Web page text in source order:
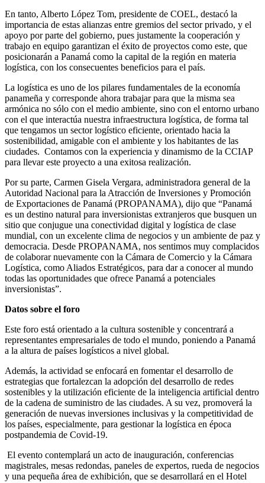
En tanto, Alberto López Tom, presidente de COEL, destacó la
importancia de estas alianzas entre gremios del sector privado, y el
apoyo por parte del gobierno, pues justamente la cooperación y
trabajo en equipo garantizan el éxito de proyectos como este, que
posicionarán a Panamá como la capital de la región en materia
logística, con los consecuentes beneficios para el país.
La logística es uno de los pilares fundamentales de la economía
panameña y corresponde ahora trabajar para que la misma sea
armónica no sólo con el medio ambiente, sino con el entorno urbano
con el que interactúa nuestra infraestructura logística, de forma tal
que tengamos un sector logístico eficiente, orientado hacia la
sostenibilidad, amigable con el ambiente y los habitantes de las
ciudades. Contamos con la experiencia y dinamismo de la CCIAP
para llevar este proyecto a una exitosa realización.
Por su parte, Carmen Gisela Vergara, administradora general de la
Autoridad Nacional para la Atracción de Inversiones y Promoción
de Exportaciones de Panamá (PROPANAMA), dijo que “Panamá
es un destino natural para inversionistas extranjeros que busquen un
sitio que conjugue una conectividad digital y logística de clase
mundial, con un excelente clima de negocios y un ambiente de paz y
democracia. Desde PROPANAMA, nos sentimos muy complacidos
de colaborar nuevamente con la Cámara de Comercio y la Cámara
Logística, como Aliados Estratégicos, para dar a conocer al mundo
todas las oportunidades que ofrece Panamá a potenciales
inversionistas”.
Datos sobre el foro
Este foro está orientado a la cultura sostenible y concentrará a
representantes empresariales de todo el mundo, poniendo a Panamá
a la altura de países logísticos a nivel global.
Además, la actividad se enfocará en fomentar el desarrollo de
estrategias que fortalezcan la adopción del desarrollo de redes
sostenibles y la utilización eficiente de la inteligencia artificial dentro
de la cadena de suministro de las ciudades. A su vez, promoverá la
generación de nuevas inversiones inclusivas y la competitividad de
los países, especialmente, para gestionar la logística en época
postpandemia de Covid-19.
El evento contemplará un acto de inauguración, conferencias
magistrales, mesas redondas, paneles de expertos, rueda de negocios
y una pequeña área de exhibición, que se desarrollará en el Hotel